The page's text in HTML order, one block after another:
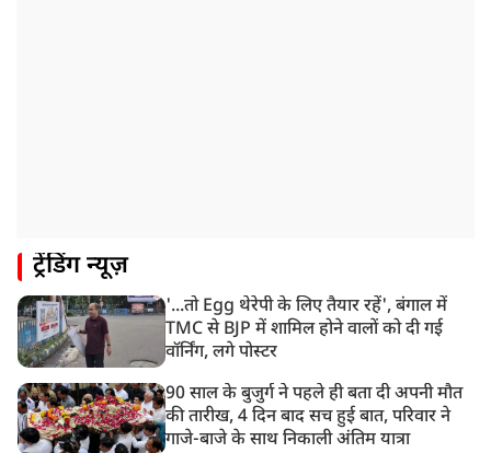
देशभर में आज से 'हर घर तिरंगा' अभियान, सीएम योगी लखनऊ
8:21 AM
गाज़ियाबाद में मुठभेड़, 3 ड्रग तस्कर गिरफ्तार, 21 किलो गांजा
बरामद
ट्रेंडिंग न्यूज़
'...तो Egg थेरेपी के लिए तैयार रहें', बंगाल में
TMC से BJP में शामिल होने वालों को दी गई
वॉर्निंग, लगे पोस्टर
90 साल के बुजुर्ग ने पहले ही बता दी अपनी मौत
की तारीख, 4 दिन बाद सच हुई बात, परिवार ने
गाजे-बाजे के साथ निकाली अंतिम यात्रा